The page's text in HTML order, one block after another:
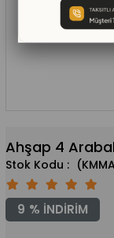
Ahşap 4
%
9 İNDIRIM